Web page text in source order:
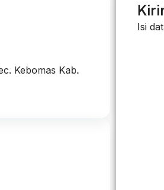
Kebomas Kab.
Isi